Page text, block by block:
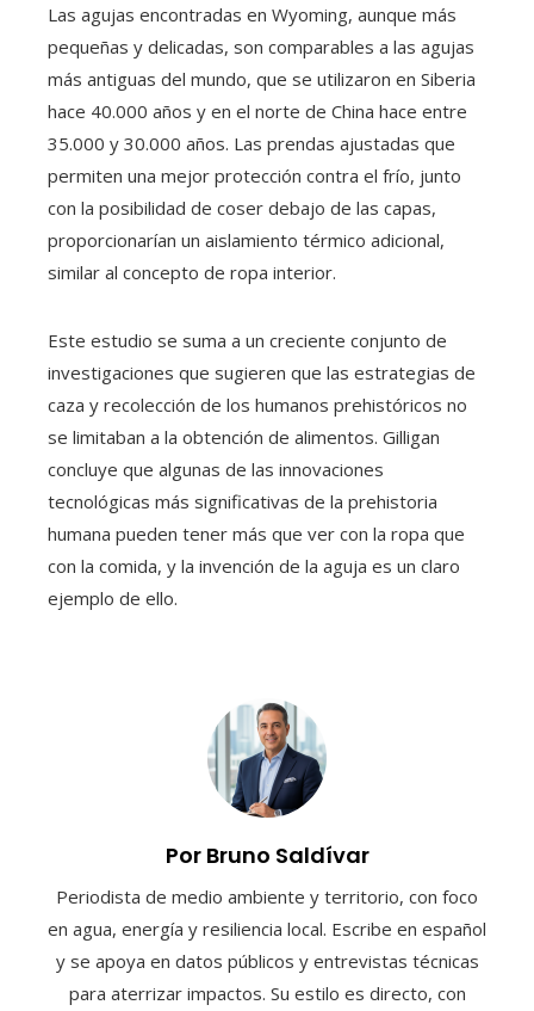
Las agujas encontradas en Wyoming, aunque más
pequeñas y delicadas, son comparables a las agujas
más antiguas del mundo, que se utilizaron en Siberia
hace 40.000 años y en el norte de China hace entre
35.000 y 30.000 años. Las prendas ajustadas que
permiten una mejor protección contra el frío, junto
con la posibilidad de coser debajo de las capas,
proporcionarían un aislamiento térmico adicional,
similar al concepto de ropa interior.
Este estudio se suma a un creciente conjunto de
investigaciones que sugieren que las estrategias de
caza y recolección de los humanos prehistóricos no
se limitaban a la obtención de alimentos. Gilligan
concluye que algunas de las innovaciones
tecnológicas más significativas de la prehistoria
humana pueden tener más que ver con la ropa que
con la comida, y la invención de la aguja es un claro
ejemplo de ello.
Por Bruno Saldívar
Periodista de medio ambiente y territorio, con foco
en agua, energía y resiliencia local. Escribe en español
y se apoya en datos públicos y entrevistas técnicas
para aterrizar impactos. Su estilo es directo, con